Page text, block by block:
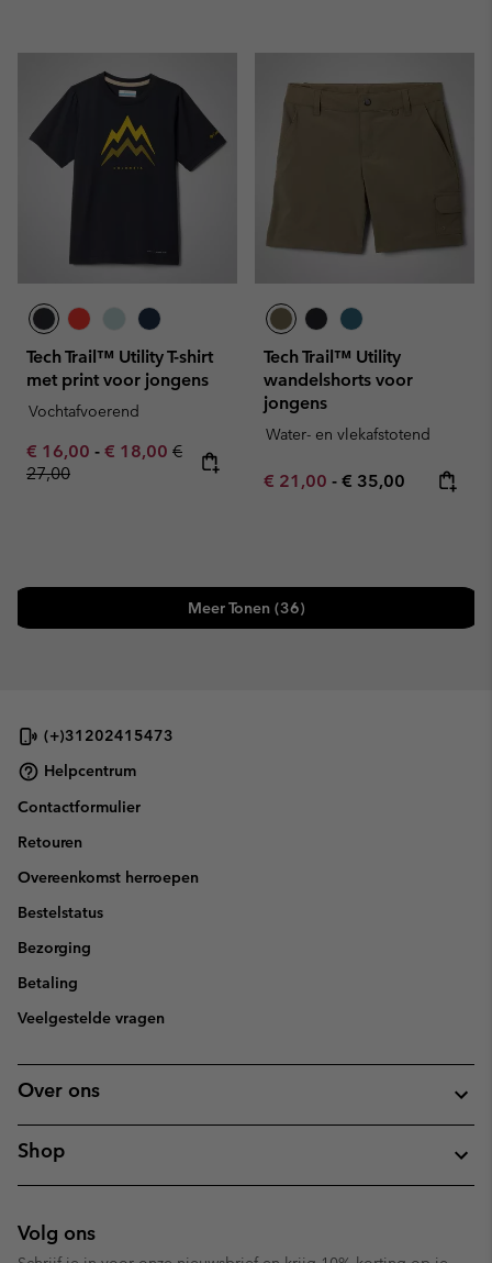
Tech Trail™ Utility T-shirt
met print voor jongens
Vochtafvoerend
Minimum sale price:
€ 16,00 - Maximum sale price:
€ 18,00 Regular price:
€
27,00
Tech Trail™ Utility
wandelshorts voor
jongens
Water- en vlekafstotend
Minimum sale price:
€ 21,00 - Maximum price:
€ 35,00
Meer Tonen (36)
(+)31202415473
Helpcentrum
Contactformulier
Retouren
Overeenkomst herroepen
Bestelstatus
Bezorging
Betaling
Veelgestelde vragen
Over ons
Shop
Volg ons